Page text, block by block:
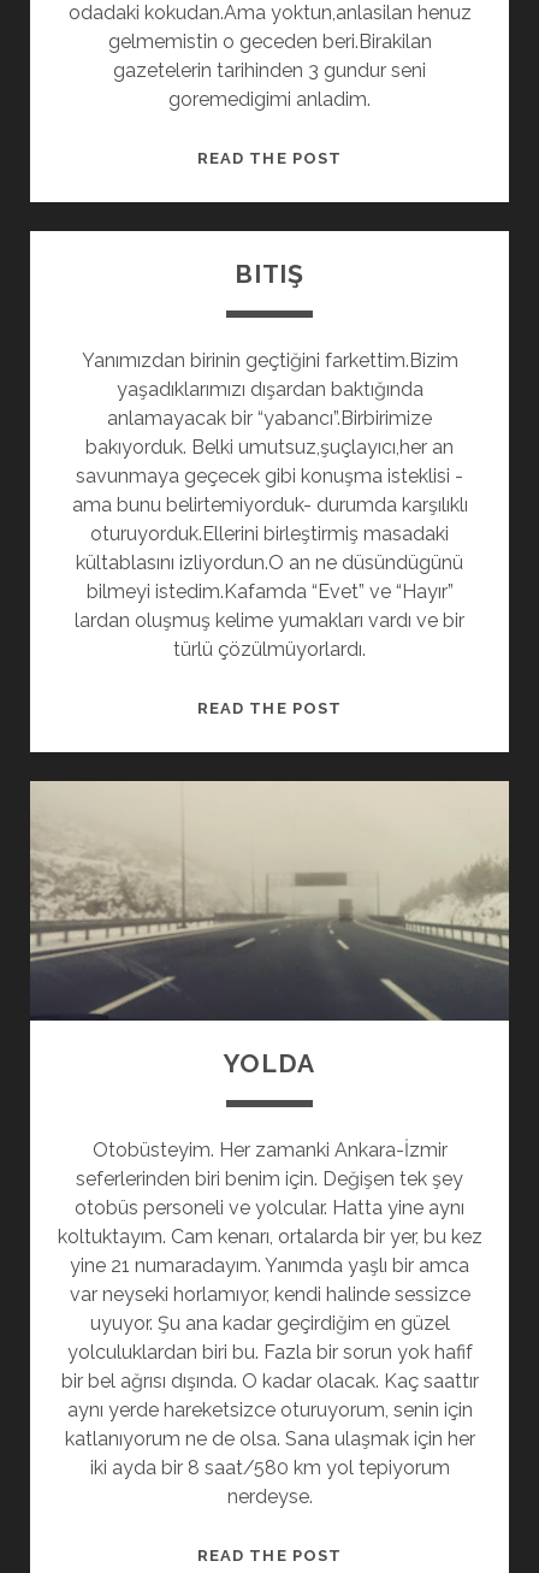
odadaki kokudan.Ama yoktun,anlasilan henuz
gelmemistin o geceden beri.Birakilan
gazetelerin tarihinden 3 gundur seni
goremedigimi anladim.
READ THE POST
BITIŞ
Yanımızdan birinin geçtiğini farkettim.Bizim
yaşadıklarımızı dışardan baktığında
anlamayacak bir “yabancı”.Birbirimize
bakıyorduk. Belki umutsuz,şuçlayıcı,her an
savunmaya geçecek gibi konuşma isteklisi -
ama bunu belirtemiyorduk- durumda karşılıklı
oturuyorduk.Ellerini birleştirmiş masadaki
kültablasını izliyordun.O an ne düsündügünü
bilmeyi istedim.Kafamda “Evet” ve “Hayır”
lardan oluşmuş kelime yumakları vardı ve bir
türlü çözülmüyorlardı.
READ THE POST
YOLDA
Otobüsteyim. Her zamanki Ankara-İzmir
seferlerinden biri benim için. Değişen tek şey
otobüs personeli ve yolcular. Hatta yine aynı
koltuktayım. Cam kenarı, ortalarda bir yer, bu kez
yine 21 numaradayım. Yanımda yaşlı bir amca
var neyseki horlamıyor, kendi halinde sessizce
uyuyor. Şu ana kadar geçirdiğim en güzel
yolculuklardan biri bu. Fazla bir sorun yok hafif
bir bel ağrısı dışında. O kadar olacak. Kaç saattır
aynı yerde hareketsizce oturuyorum, senin için
katlanıyorum ne de olsa. Sana ulaşmak için her
iki ayda bir 8 saat/580 km yol tepiyorum
nerdeyse.
READ THE POST